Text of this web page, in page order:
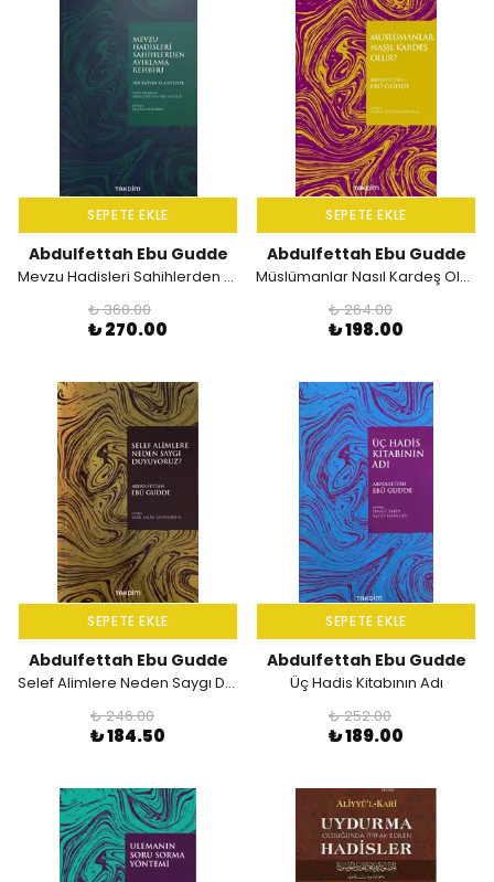
SEPETE EKLE
Abdulfettah Ebu Gudde
Mevzu Hadisleri Sahihlerden Ayıklama Rehberi
₺ 360.00
₺ 270.00
SEPETE EKLE
Abdulfettah Ebu Gudde
Müslümanlar Nasıl Kardeş Olur?
₺ 264.00
₺ 198.00
SEPETE EKLE
Abdulfettah Ebu Gudde
Selef Alimlere Neden Saygı Duyuyoruz?
₺ 246.00
₺ 184.50
SEPETE EKLE
Abdulfettah Ebu Gudde
Üç Hadis Kitabının Adı
₺ 252.00
₺ 189.00